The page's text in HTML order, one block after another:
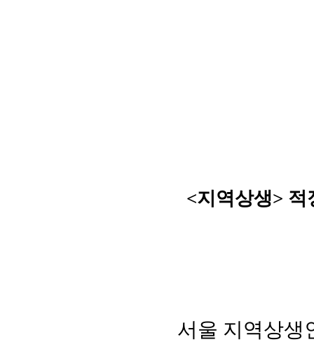
<지역상생>
서울 지역상생